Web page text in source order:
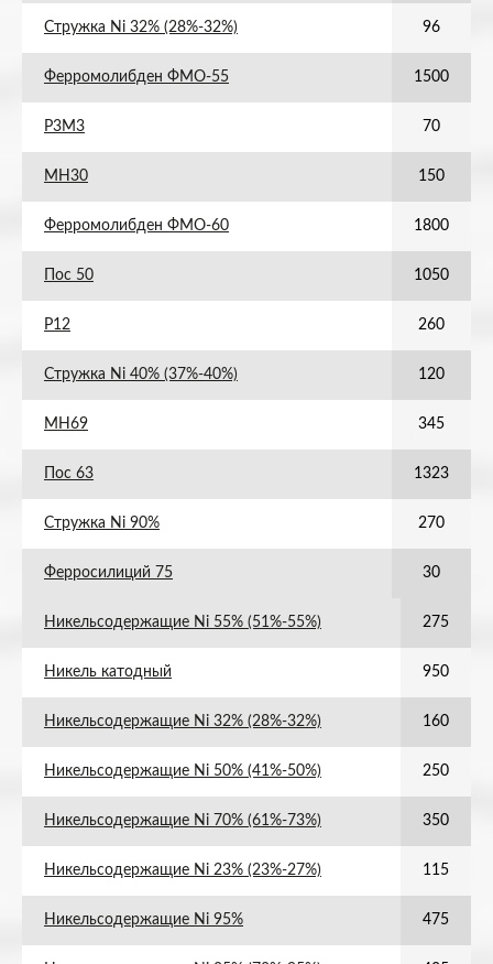
Стружка Ni 32% (28%-32%) 96
Ферромолибден ФМО-55 1500
Р3М3 70
МН30 150
Ферромолибден ФМО-60 1800
Пос 50 1050
Р12 260
Стружка Ni 40% (37%-40%) 120
МН69 345
Пос 63 1323
Стружка Ni 90% 270
Ферросилиций 75 30
Никельсодержащие Ni 55% (51%-55%) 275
Никель катодный 950
Никельсодержащие Ni 32% (28%-32%) 160
Никельсодержащие Ni 50% (41%-50%) 250
Никельсодержащие Ni 70% (61%-73%) 350
Никельсодержащие Ni 23% (23%-27%) 115
Никельсодержащие Ni 95% 475